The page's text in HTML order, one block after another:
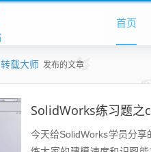
首页
转载大师 发布的文章
SolidWorks练习题之
今天给SolidWorks学员分